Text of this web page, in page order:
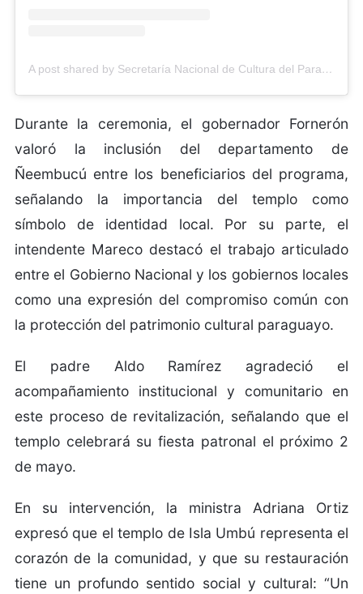
A post shared by Secretaría Nacional de Cultura del Paraguay (@cultura_py)
Durante la ceremonia, el gobernador Fornerón
valoró la inclusión del departamento de
Ñeembucú entre los beneficiarios del programa,
señalando la importancia del templo como
símbolo de identidad local. Por su parte, el
intendente Mareco destacó el trabajo articulado
entre el Gobierno Nacional y los gobiernos locales
como una expresión del compromiso común con
la protección del patrimonio cultural paraguayo.
El padre Aldo Ramírez agradeció el
acompañamiento institucional y comunitario en
este proceso de revitalización, señalando que el
templo celebrará su fiesta patronal el próximo 2
de mayo.
En su intervención, la ministra Adriana Ortiz
expresó que el templo de Isla Umbú representa el
corazón de la comunidad, y que su restauración
tiene un profundo sentido social y cultural: “Un